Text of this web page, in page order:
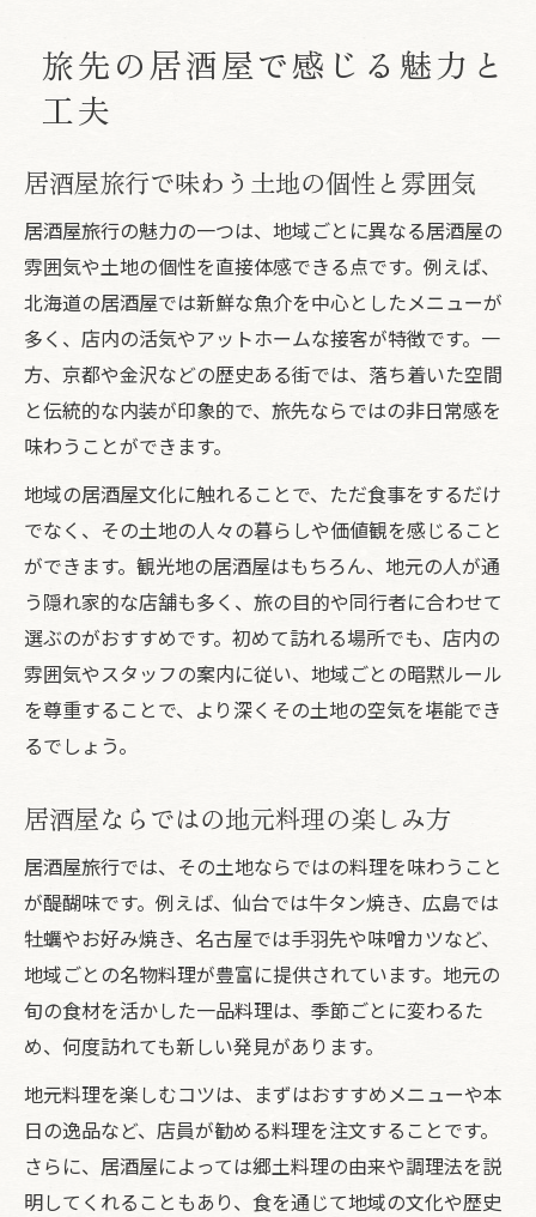
居酒屋旅行で役立つ暗黙ルールの基礎
居酒屋旅行中の飲み歩きでの注意点
おすすめの居酒屋巡りで意識したい作法
居酒屋旅行で地酒を楽しむコツとは
居酒屋旅行で味わう地酒の選び方ポイント
地酒と料理のベストな組み合わせを提案
居酒屋旅行ならではの地酒の楽しみ方
旅先で出会う地酒を居酒屋で味わう方法
一人飲みにも最適な居酒屋旅行の過ごし方
一人飲みで楽しむ居酒屋旅行の自由度
居酒屋旅行での一人飲みのメリット解説
旅先の居酒屋で一人時間を満喫するコツ
一人飲み旅行に最適な居酒屋の選び方
居酒屋旅行ならではの一人飲み体験談
飲み歩き旅行がもっと楽しくなる居酒屋活用術
飲み歩き旅行で効率よく居酒屋を巡るコツ
居酒屋活用で旅の満足度を高める方法
複数の居酒屋で味わう地酒と料理の楽しみ
飲み歩き旅行におすすめの居酒屋利用例
地域ごとの居酒屋文化を旅で体験する方法
居酒屋旅行で知る地域独自の文化と魅力
旅先の居酒屋で体感する地元のおもてなし
居酒屋旅行で出会う各地の伝統料理
地域色豊かな居酒屋巡りの楽しみ方
居酒屋旅行で学ぶ食文化と交流のヒント
旅先の居酒屋で感じる魅力と
工夫
居酒屋旅行で味わう土地の個性と雰囲気
居酒屋旅行の魅力の一つは、地域ごとに異なる居酒屋の
雰囲気や土地の個性を直接体感できる点です。例えば、
北海道の居酒屋では新鮮な魚介を中心としたメニューが
多く、店内の活気やアットホームな接客が特徴です。一
方、京都や金沢などの歴史ある街では、落ち着いた空間
と伝統的な内装が印象的で、旅先ならではの非日常感を
味わうことができます。
地域の居酒屋文化に触れることで、ただ食事をするだけ
でなく、その土地の人々の暮らしや価値観を感じること
ができます。観光地の居酒屋はもちろん、地元の人が通
う隠れ家的な店舗も多く、旅の目的や同行者に合わせて
選ぶのがおすすめです。初めて訪れる場所でも、店内の
雰囲気やスタッフの案内に従い、地域ごとの暗黙ルール
を尊重することで、より深くその土地の空気を堪能でき
るでしょう。
居酒屋ならではの地元料理の楽しみ方
居酒屋旅行では、その土地ならではの料理を味わうこと
が醍醐味です。例えば、仙台では牛タン焼き、広島では
牡蠣やお好み焼き、名古屋では手羽先や味噌カツなど、
地域ごとの名物料理が豊富に提供されています。地元の
旬の食材を活かした一品料理は、季節ごとに変わるた
め、何度訪れても新しい発見があります。
地元料理を楽しむコツは、まずはおすすめメニューや本
日の逸品など、店員が勧める料理を注文することです。
さらに、居酒屋によっては郷土料理の由来や調理法を説
明してくれることもあり、食を通じて地域の文化や歴史